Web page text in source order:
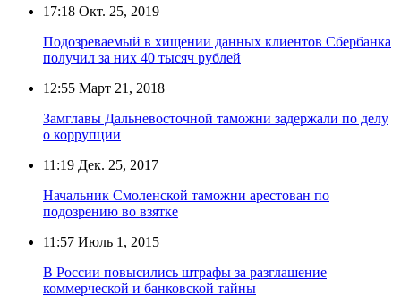
17:18 Окт. 25, 2019
Подозреваемый в хищении данных клиентов Сбербанка
получил за них 40 тысяч рублей
12:55 Март 21, 2018
Замглавы Дальневосточной таможни задержали по делу
о коррупции
11:19 Дек. 25, 2017
Начальник Смоленской таможни арестован по
подозрению во взятке
11:57 Июль 1, 2015
В России повысились штрафы за разглашение
коммерческой и банковской тайны